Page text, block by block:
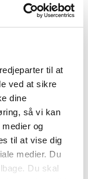
til at
ved at sikre
dine
så vi kan
og
til at vise dig
medier. Du
Du skal
bygninger
BR15 ikke er
både
der ønsker